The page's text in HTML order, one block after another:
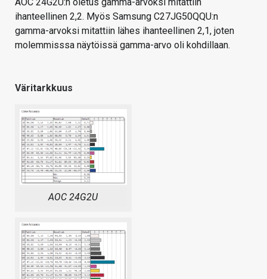
ihanteellinen 2,2. Myös Samsung C27JG50QQU:n
gamma-arvoksi mitattiin lähes ihanteellinen 2,1, joten
molemmisssa näytöissä gamma-arvo oli kohdillaan.
Väritarkkuus
AOC 24G2U